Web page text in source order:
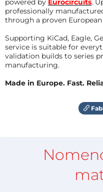
powered by Eurocircuits.
professionally
through a proven
Supporting KiCad, Eagle,
service is suitable for
validation builds to series
manufacturing.
Made in Europe. Fast.